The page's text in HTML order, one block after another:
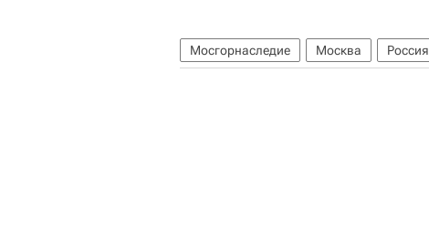
Мосгорнаследие Москва Россия